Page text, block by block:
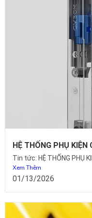
HỆ THỐNG PHỤ
Tin tức: HỆ THỐNG PHỤ
Xem Thêm
01/13/2026